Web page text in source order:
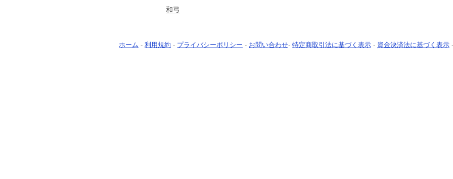
和弓
ホーム - 利用規約 - プライバシーポリシー - お問い合わせ- 特定商取引法に基づく表示 - 資金決済法に基づく表示 -